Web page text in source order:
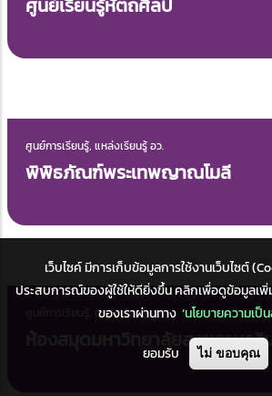
ศูนย์ภาษานานาชาติ
ศูนย์การเรียนรู้, แหล่งเรียนรู้ อว.
พิพิธภัณฑ์ผ้าทอพื้นบ้านภาคใต้
เว็บไซค์ มีการเก็บข้อมูลการใช้งานเว็บไซต์
ประสบการณ์ของผู้ใช้ให้ดียิ่งขึ้น คลิกเพื่อดูข้อมูลเพิ่
ของเราผ่านทาง ‘นโยบายความเป็
ยอมรับ ไม่ ขอบคุณ